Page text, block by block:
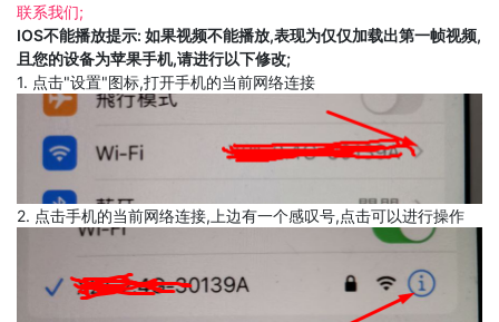
联系我们;
IOS不能播放提示: 如果视频不能播放,表现为仅仅加载出第一帧视频,
且您的设备为苹果手机,请进行以下修改;
1. 点击"设置"图标,打开手机的当前网络连接
2. 点击手机的当前网络连接,上边有一个感叹号,点击可以进行操作